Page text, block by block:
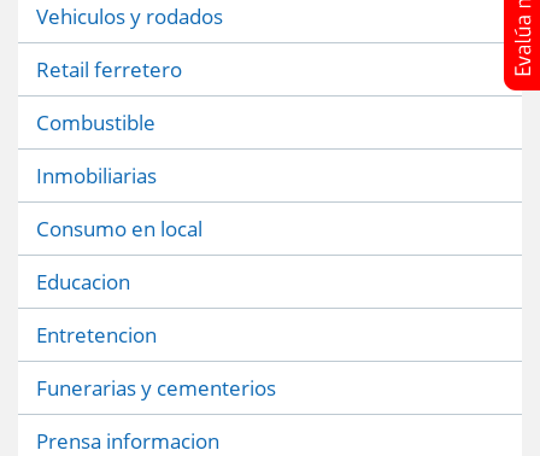
Vehiculos y rodados
Retail ferretero
Combustible
Inmobiliarias
Consumo en local
Educacion
Entretencion
Funerarias y cementerios
Prensa informacion